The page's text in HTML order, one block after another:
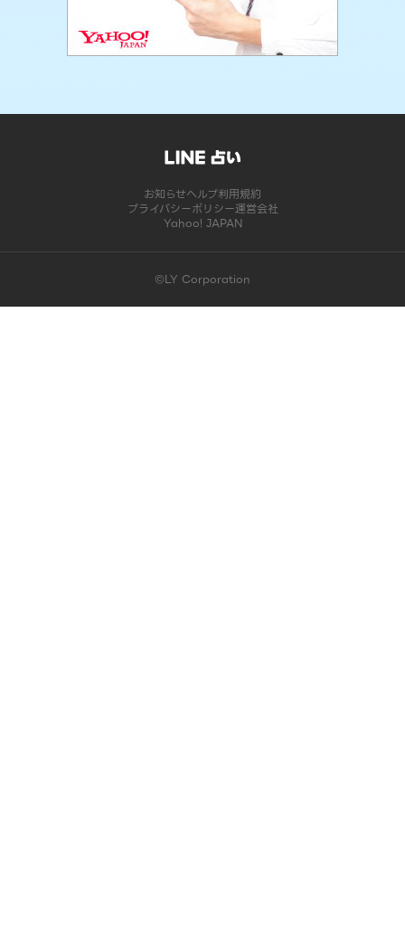
お知らせヘルプ利用規約
プライバシーポリシー運営会社
Yahoo! JAPAN
©LY Corporation
このコンテンツは掲載が終了しました | LINE占い